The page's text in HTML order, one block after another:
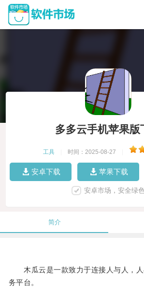
多多云手机苹果版
工具 时间：2025-08-27
安卓下载 苹果下载
安卓市场，安全绿
简介
木瓜云是一款致力于连接人与人，人
务平台。